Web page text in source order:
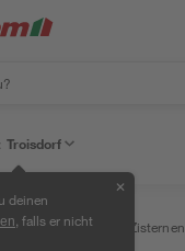
Troisdorf
deinen
, falls er nicht
✕
/ Erdtanks & Zisternen